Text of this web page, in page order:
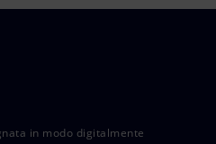
in modo digitalmente